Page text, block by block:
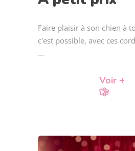
Faire plaisir à son chien à
c'est possible, avec ces
Voir +